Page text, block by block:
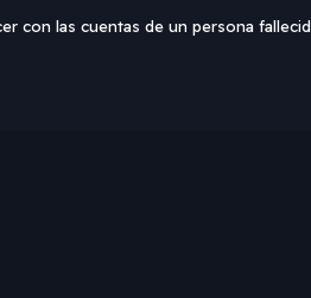
con las cuentas de un persona